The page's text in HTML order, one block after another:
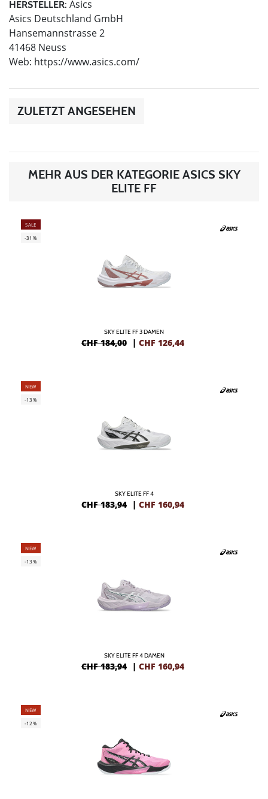
HERSTELLER: Asics
Asics Deutschland GmbH
Hansemannstrasse 2
41468 Neuss
Web: https://www.asics.com/
ZULETZT ANGESEHEN
MEHR AUS DER KATEGORIE ASICS SKY
ELITE FF
SALE
-31%
SKY ELITE FF 3 DAMEN
CHF 184,00 | CHF 126,44
NEW
-13%
SKY ELITE FF 4
CHF 183,94 | CHF 160,94
NEW
-13%
SKY ELITE FF 4 DAMEN
CHF 183,94 | CHF 160,94
NEW
-12%